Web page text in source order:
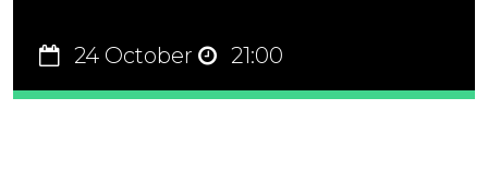
24 October 21:00